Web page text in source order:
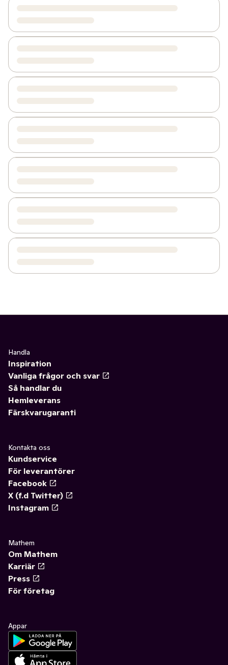
Handla
Inspiration
Vanliga frågor och svar
Så handlar du
Hemleverans
Färskvarugaranti
Kontakta oss
Kundservice
För leverantörer
Facebook
X (f.d Twitter)
Instagram
Mathem
Om Mathem
Karriär
Press
För företag
Appar